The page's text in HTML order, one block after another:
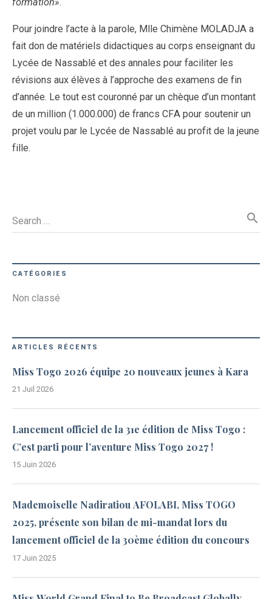
Pour joindre l’acte à la parole, Mlle Chimène MOLADJA a
fait don de matériels didactiques au corps enseignant du
Lycée de Nassablé et des annales pour faciliter les
révisions aux élèves à l’approche des examens de fin
d’année. Le tout est couronné par un chèque d’un montant
de un million (1.000.000) de francs CFA pour soutenir un
projet voulu par le Lycée de Nassablé au profit de la jeune
fille.
Search … search
CATÉGORIES
Non classé
ARTICLES RÉCENTS
Miss Togo 2026 équipe 20 nouveaux jeunes à Kara
21 Juil 2026
Lancement officiel de la 31e édition de Miss Togo :
C’est parti pour l’aventure Miss Togo 2027 !
15 Juin 2026
Mademoiselle Nadiratiou AFOLABI, Miss TOGO
2025, présente son bilan de mi-mandat lors du
lancement officiel de la 30ème édition du concours
17 Juin 2025